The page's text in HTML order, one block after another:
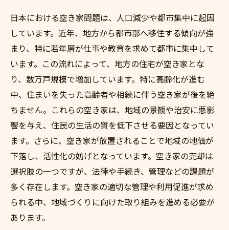
日本における空き家問題は、人口減少や都市集中に起因
しています。近年、地方から都市部へ移住する傾向が強
まり、特に若年層が仕事や教育を求めて都市に集中して
います。この流れによって、地方の住宅が空き家とな
り、数万戸規模で増加しています。特に高齢化が進む
中、住まいを失った高齢者や相続に伴う空き家が後を絶
ちません。これらの空き家は、地域の景観や治安に悪影
響を与え、住民の生活の質を低下させる要因となってい
ます。さらに、空き家が放置されることで地域の地価が
下落し、活性化の妨げとなっています。空き家の売却は
選択肢の一つですが、法律や手続き、管理などの課題が
多く存在します。空き家の適切な管理や利用促進が求め
られる中、地域づくりに向けた取り組みを進める必要が
あります。